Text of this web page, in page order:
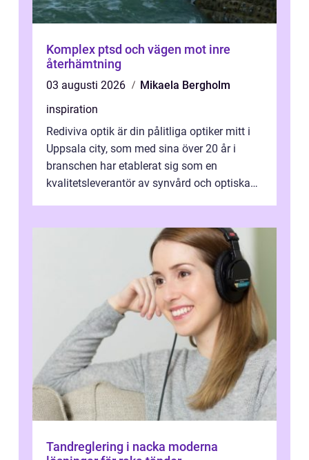
Komplex ptsd och vägen mot inre
återhämtning
03 augusti 2026
Mikaela Bergholm
inspiration
Rediviva optik är din pålitliga optiker mitt i
Uppsala city, som med sina över 20 år i
branschen har etablerat sig som en
kvalitetsleverantör av synvård och optiska
Tandreglering i nacka moderna